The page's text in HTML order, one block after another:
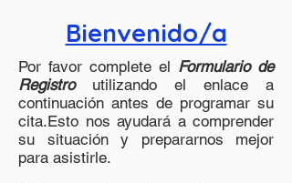
Bienvenido/a
Por favor complete el Formulario de
Registroutilizando el enlace a
continuación antes de programar su
cita.Esto nos ayudará a comprender
su situación y prepararnos mejor
para asistirle.